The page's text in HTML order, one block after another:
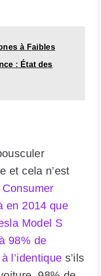
à Faibles
: État des
et cela n’est
Consumer
en 2014 que
Model S
98% de
l’identique s’ils